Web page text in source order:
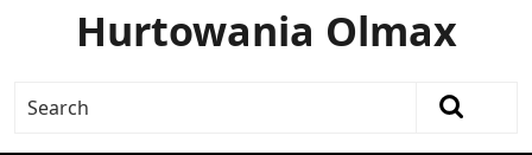
Hurtowania Olmax